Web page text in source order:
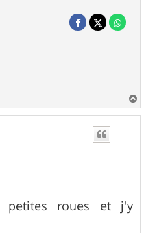
a
u
roues et j'y